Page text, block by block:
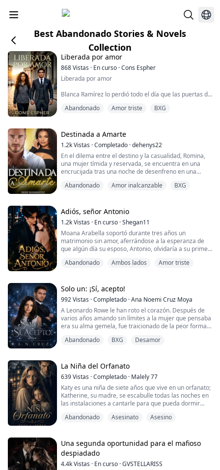
Best Abandonado Stories & Novels
Collection
Liberada por amor
868Vistas · En curso ·Cons Espher
Liberada por amor
Blanca Ramírez lo perdió todo el día que las puertas de
verdadera condena no fue el encierro, sino la
quebrar la voluntad que con Blanca no logró. Ahora
que ha recuperado su libertad, Blanca solo tiene un
propósito en la ...
Abandonado Amor triste BXG
Destinada a Amarte
1.2kVistas ·Completado ·dehenys22
En el dilema entre el destino y la casualidad, Romina,
una mujer tímida y reservada, se encuentra en una
encrucijada tras una noche de desenfreno en una
enigmáticos, se sumerge en una conexión instantánea
Despertar sola y desorientada en una habitación de
hotel al día siguiente deja a Romina devastada. Sin
rastro del misterioso h...
Abandonado Amor inalcanzable BXG
Adiós, señor Antonio
1.2kVistas · En curso ·Shegan11
Moana Arabella soportó durante tres años un
matrimonio sin amor, aferrándose a la esperanza de
que algún día su esposo, Antonio, olvidaría a su primer
dejado de pertenecerle a otra mujer.
Mientras llevaba en su vientre al heredero que la
familia de Antonio tanto deseaba, Moana decidió...
Abandonado Ambos lados Amor triste
Solo un: ¡Sí, acepto!
992Vistas ·Completado ·Ana Noemi Cruz Moya
A Leonardo Rowe le han roto el corazón. Después de
varios años amando sin límites a la mujer que pensaba
era su alma gemela, fue traicionado de la peor forma
Ahora se refugia en el sexo y el alcohol, buscando ese
piedra continúa molestando en su zapato. Mary Brown
era su redención, p...
Abandonado BXG Desamor
La Niña del Orfanato
639Vistas ·Completado · Malely 77
Katy es una niña de siete años que vive en un orfanato;
Katherine, su madre, se escabulle todas las noches en
las instalaciones a cantarle para que pueda dormir
mudarán a un bello lugar en el que podrán vivir juntas
escaparse para ir a buscarla.
Abandonado Asesinato Asesino
Una segunda oportunidad para el mafioso
despiadado
4.4kVistas · En curso ·GVSTELLARISS